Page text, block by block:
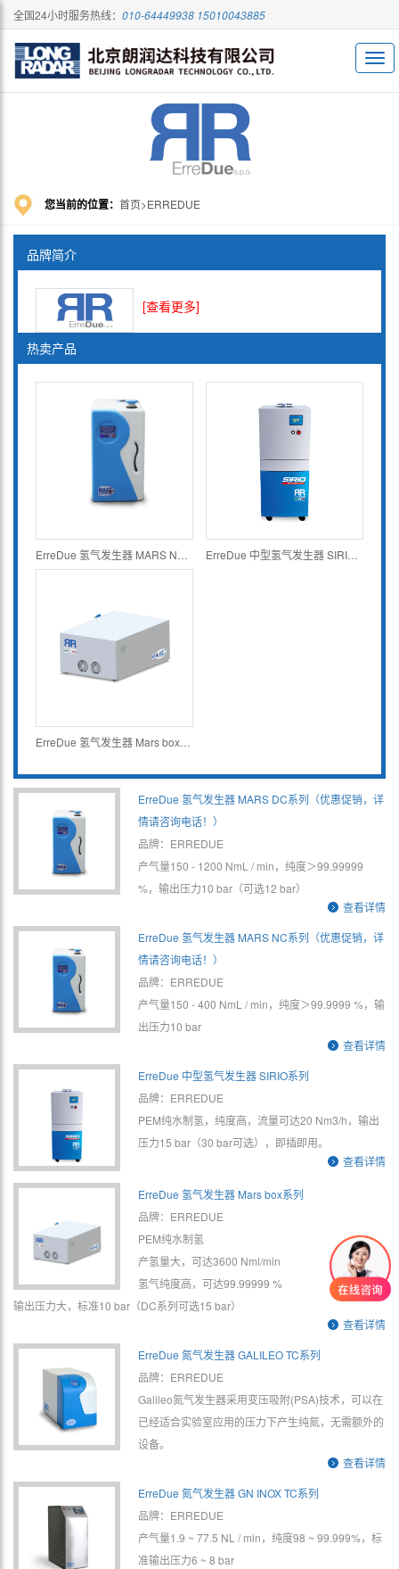
全国24小时服务热线： 010-64449938 15010043885
您当前的位置： 首页 ERREDUE
品牌简介
[查看更多]
热卖产品
ErreDue 氢气发生器 MARS DC系列（优惠促销，详
情请咨询电话！）
品牌：ERREDUE
产气量150 - 1200 NmL / min，纯度＞99.99999
%，输出压力10 bar（可选12 bar）
查看详情
ErreDue 氢气发生器 MARS NC系列（优惠促销，详
情请咨询电话！）
品牌：ERREDUE
产气量150 - 400 NmL / min，纯度＞99.9999 %，输
出压力10 bar
查看详情
ErreDue 中型氢气发生器 SIRIO系列
品牌：ERREDUE
PEM纯水制氢，纯度高，流量可达20 Nm3/h，输出
压力15 bar（30 bar可选），即插即用。
查看详情
ErreDue 氢气发生器 Mars box系列
品牌：ERREDUE
PEM纯水制氢
产氢量大，可达3600 Nml/min
氢气纯度高，可达99.99999 %
输出压力大，标准10 bar（DC系列可选15 bar）
查看详情
ErreDue 氮气发生器 GALILEO TC系列
品牌：ERREDUE
Galileo氮气发生器采用变压吸附(PSA)技术，可以在
已经适合实验室应用的压力下产生纯氮，无需额外的
设备。
查看详情
ErreDue 氮气发生器 GN INOX TC系列
品牌：ERREDUE
产气量1.9 ~ 77.5 NL / min，纯度98 ~ 99.999%，标
准输出压力6 ~ 8 bar